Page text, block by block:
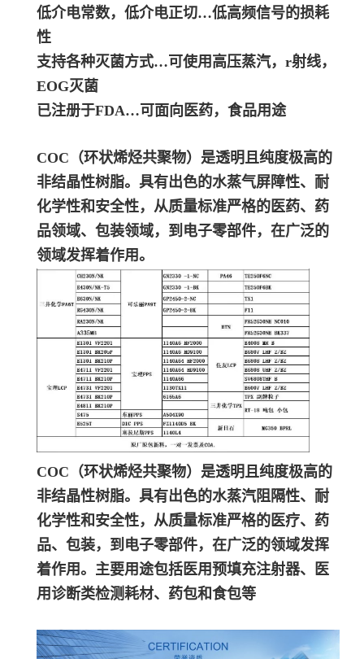
低介电常数，低介电正切…低高频信号的损耗
性
支持各种灭菌方式…可使用高压蒸汽，r射线，
EOG灭菌
已注册于FDA…可面向医药，食品用途
COC（环状烯烃共聚物）是透明且纯度极高的
非结晶性树脂。具有出色的水蒸气屏障性、耐
化学性和安全性，从质量标准严格的医药、药
品领域、包装领域，到电子零部件，在广泛的
领域发挥着作用。
COC（环状烯烃共聚物）是透明且纯度极高的
非结晶性树脂。具有出色的水蒸汽阻隔性、耐
化学性和安全性，从质量标准严格的医疗、药
品、包装，到电子零部件，在广泛的领域发挥
着作用。主要用途包括医用预填充注射器、医
用诊断类检测耗材、药包和食包等